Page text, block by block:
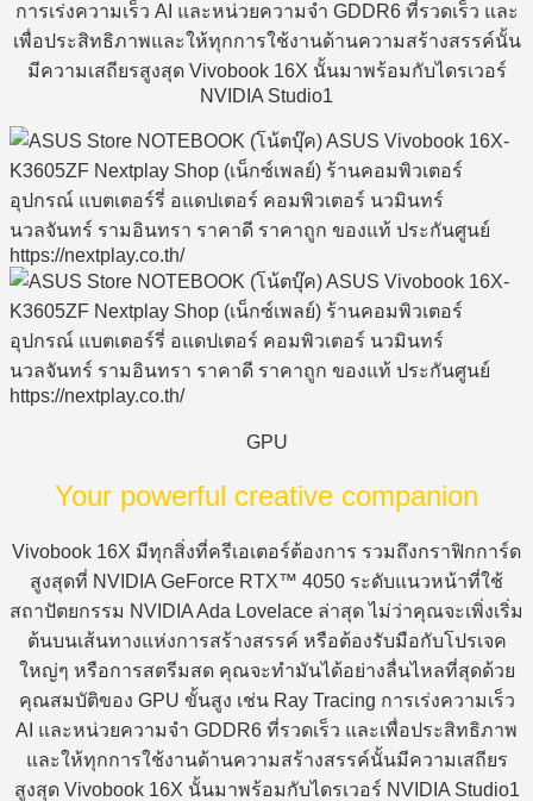
การเร่งความเร็ว AI และหน่วยความจำ GDDR6 ที่รวดเร็ว และ
เพื่อประสิทธิภาพและให้ทุกการใช้งานด้านความสร้างสรรค์นั้น
มีความเสถียรสูงสุด Vivobook 16X นั้นมาพร้อมกับไดรเวอร์
NVIDIA Studio1
GPU
Your powerful creative companion
Vivobook 16X มีทุกสิ่งที่ครีเอเตอร์ต้องการ รวมถึงกราฟิกการ์ด
สูงสุดที่ NVIDIA GeForce RTX™ 4050 ระดับแนวหน้าที่ใช้
สถาปัตยกรรม NVIDIA Ada Lovelace ล่าสุด ไม่ว่าคุณจะเพิ่งเริ่ม
ต้นบนเส้นทางแห่งการสร้างสรรค์ หรือต้องรับมือกับโปรเจค
ใหญ่ๆ หรือการสตรีมสด คุณจะทำมันได้อย่างลื่นไหลที่สุดด้วย
คุณสมบัติของ GPU ขั้นสูง เช่น Ray Tracing การเร่งความเร็ว
AI และหน่วยความจำ GDDR6 ที่รวดเร็ว และเพื่อประสิทธิภาพ
และให้ทุกการใช้งานด้านความสร้างสรรค์นั้นมีความเสถียร
สูงสุด Vivobook 16X นั้นมาพร้อมกับไดรเวอร์ NVIDIA Studio1